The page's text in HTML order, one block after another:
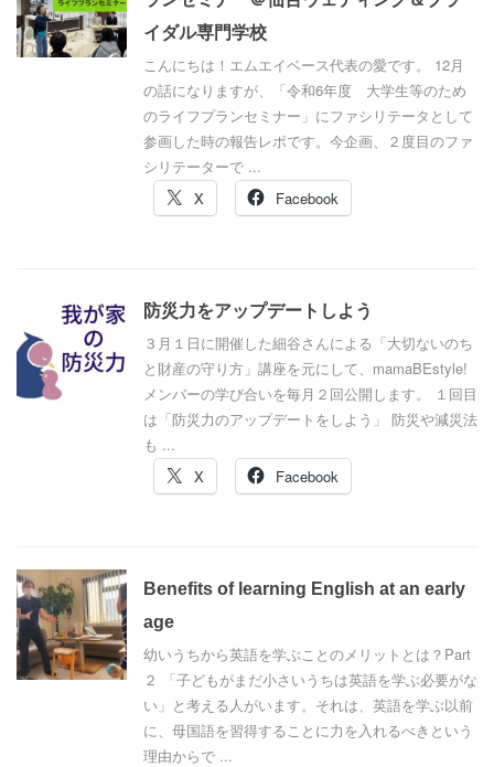
イダル専門学校
こんにちは！エムエイベース代表の愛です。 12月
の話になりますが、「令和6年度 大学生等のため
のライフプランセミナー」にファシリテータとして
参画した時の報告レポです。今企画、２度目のファ
シリテーターで ...
X
Facebook
防災力をアップデートしよう
３月１日に開催した細谷さんによる「大切ないのち
と財産の守り方」講座を元にして、mamaBEstyle!
メンバーの学び合いを毎月２回公開します。 １回目
は「防災力のアップデートをしよう」 防災や減災法
も ...
X
Facebook
Benefits of learning English at an early
age
幼いうちから英語を学ぶことのメリットとは？Part
２ 「子どもがまだ小さいうちは英語を学ぶ必要がな
い」と考える人がいます。それは、英語を学ぶ以前
に、母国語を習得することに力を入れるべきという
理由からで ...